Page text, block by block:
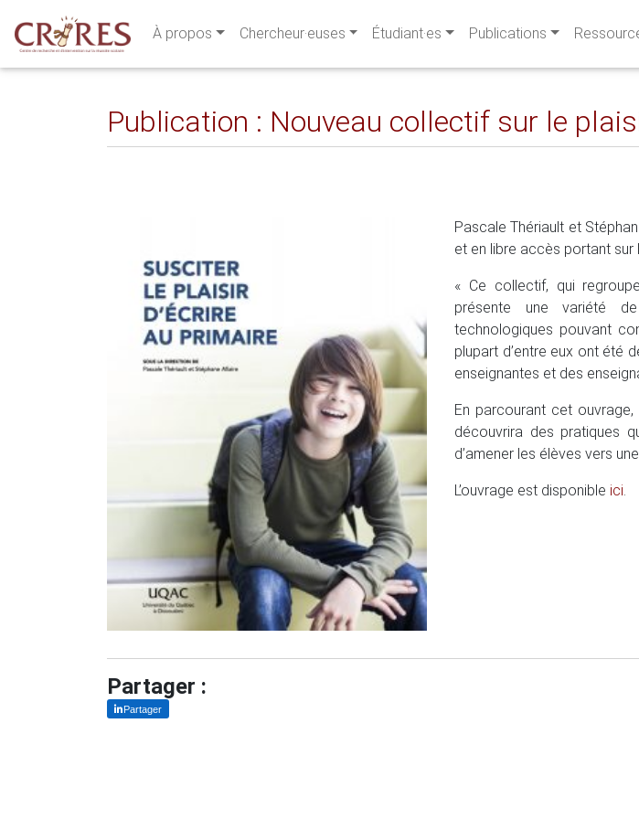
À propos Chercheur·euses Étudiant·es Publications
Publication : Nouveau collectif sur le
Pascale Thériault et
et en libre accès portant sur
« Ce collectif, qui
présente une variété de
technologiques pouvant
plupart d’entre eux ont été
enseignantes et des
En parcourant cet
découvrira des pratiques
d’amener les élèves vers
L’ouvrage est disponible ici.
Partager :
Partager